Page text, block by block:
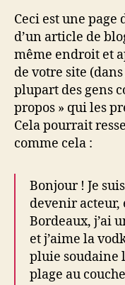
Ceci est une page
d’un article de
même endroit et
de votre site
plupart des gens
propos » qui les
Cela pourrait
comme cela :
Bonjour ! Je
devenir acteur,
Bordeaux, j’ai
et j’aime la
pluie soudaine
plage au